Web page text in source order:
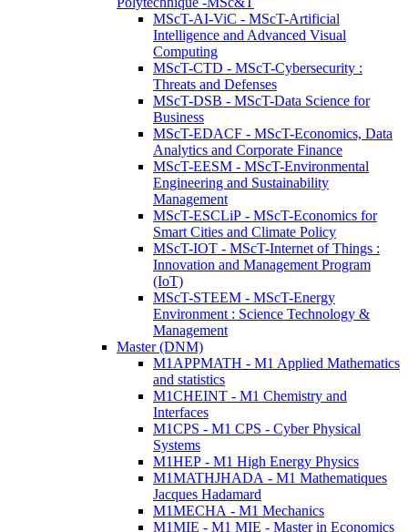
MScT-AI-ViC - MScT-Artificial
Intelligence and Advanced Visual
Computing
MScT-CTD - MScT-Cybersecurity :
Threats and Defenses
MScT-DSB - MScT-Data Science for
Business
MScT-EDACF - MScT-Economics, Data
Analytics and Corporate Finance
MScT-EESM - MScT-Environmental
Engineering and Sustainability
Management
MScT-ESCLiP - MScT-Economics for
Smart Cities and Climate Policy
MScT-IOT - MScT-Internet of Things :
Innovation and Management Program
(IoT)
MScT-STEEM - MScT-Energy
Environment : Science Technology &
Management
Master (DNM)
M1APPMATH - M1 Applied Mathematics
and statistics
M1CHEINT - M1 Chemistry and
Interfaces
M1CPS - M1 CPS - Cyber Physical
Systems
M1HEP - M1 High Energy Physics
M1MATHJHADA - M1 Mathematiques
Jacques Hadamard
M1MECHA - M1 Mechanics
M1MIE - M1 MIE - Master in Economics